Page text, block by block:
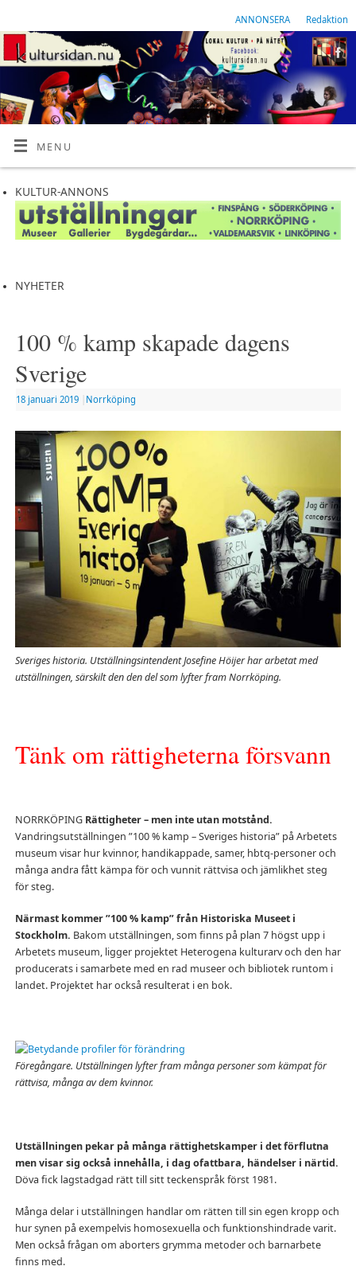
ANNONSERA Redaktion
MENU
KULTUR-ANNONS
NYHETER
100 % kamp skapade dagens
Sverige
18 januari 2019 Norrköping
Sveriges historia. Utställningsintendent Josefine Höijer har arbetat med
utställningen, särskilt den den del som lyfter fram Norrköping.
Tänk om rättigheterna försvann
NORRKÖPING Rättigheter – men inte utan motstånd.
Vandringsutställningen ”100 % kamp – Sveriges historia” på Arbetets
museum visar hur kvinnor, handikappade, samer, hbtq-personer och
många andra fått kämpa för och vunnit rättvisa och jämlikhet steg
för steg.
Närmast kommer ”100 % kamp” från Historiska Museet i
Stockholm. Bakom utställningen, som finns på plan 7 högst upp i
Arbetets museum, ligger projektet Heterogena kulturarv och den har
producerats i samarbete med en rad museer och bibliotek runtom i
landet. Projektet har också resulterat i en bok.
Föregångare. Utställningen lyfter fram många personer som kämpat för
rättvisa, många av dem kvinnor.
Utställningen pekar på många rättighetskamper i det förflutna
men visar sig också innehålla, i dag ofattbara, händelser i närtid.
Döva fick lagstadgad rätt till sitt teckenspråk först 1981.
Många delar i utställningen handlar om rätten till sin egen kropp och
hur synen på exempelvis homosexuella och funktionshindrade varit.
Men också frågan om aborters grymma metoder och barnarbete
finns med.